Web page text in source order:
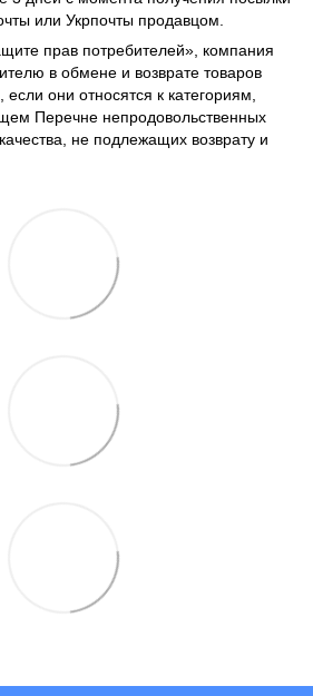
или Укрпочты продавцом.
прав потребителей», компания
в обмене и возврате товаров
они относятся к категориям,
Перечне непродовольственных
не подлежащих возврату и